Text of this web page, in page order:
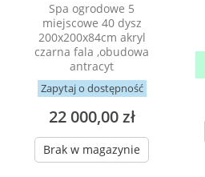
Spa ogrodowe 5
miejscowe 40 dysz
200x200x84cm akryl
czarna fala ,obudowa
antracyt
Zapytaj o dostępność
22 000,00 zł
Brak w magazynie